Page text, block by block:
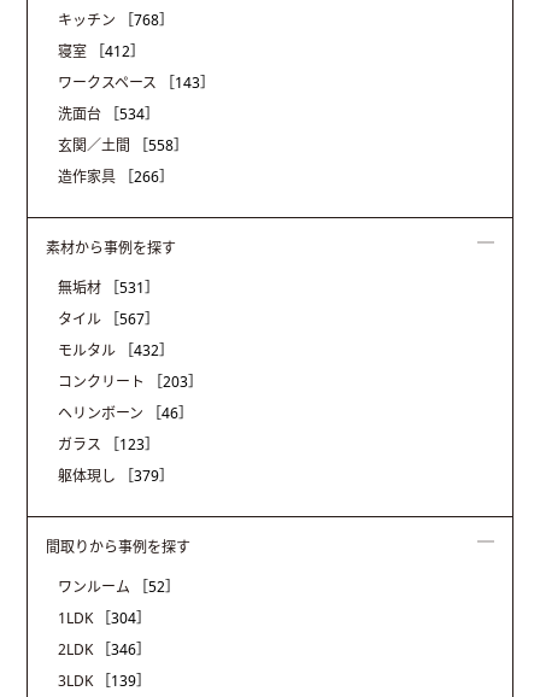
キッチン
［768］
寝室
［412］
ワークスペース
［143］
洗面台
［534］
玄関／土間
［558］
造作家具
［266］
素材から事例を探す
無垢材
［531］
タイル
［567］
モルタル
［432］
コンクリート
［203］
ヘリンボーン
［46］
ガラス
［123］
躯体現し
［379］
間取りから事例を探す
ワンルーム
［52］
1LDK
［304］
2LDK
［346］
3LDK
［139］